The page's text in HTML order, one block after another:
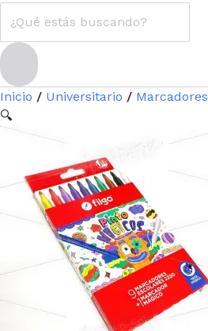
Inicio / Universitario / Marcadores
🔍